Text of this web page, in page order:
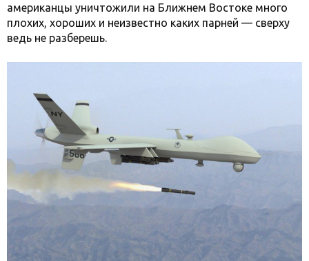
американцы уничтожили на Ближнем Востоке много
плохих, хороших и неизвестно каких парней — сверху
ведь не разберешь.